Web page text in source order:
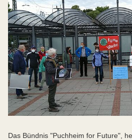
Das Bündnis "Puchheim for Future",